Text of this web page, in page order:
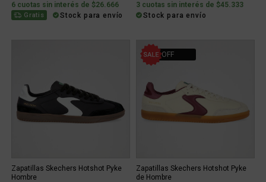
6 cuotas sin interés de $26.666
Gratis Stock para envío
3 cuotas sin interés de $45.333
Stock para envío
Zapatillas Skechers Hotshot Pyke
Hombre
20% OFF
Zapatillas Skechers Hotshot Pyke
de Hombre